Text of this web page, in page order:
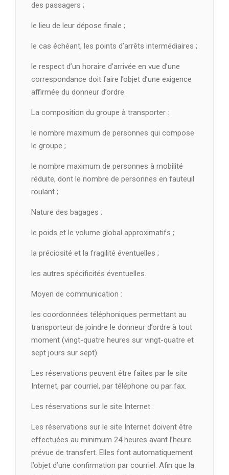
des passagers ;
le lieu de leur dépose finale ;
le cas échéant, les points d’arrêts intermédiaires ;
le respect d’un horaire d’arrivée en vue d’une
correspondance doit faire l’objet d’une exigence
affirmée du donneur d’ordre.
La composition du groupe à transporter :
le nombre maximum de personnes qui compose
le groupe ;
le nombre maximum de personnes à mobilité
réduite, dont le nombre de personnes en fauteuil
roulant ;
Nature des bagages :
le poids et le volume global approximatifs ;
la préciosité et la fragilité éventuelles ;
les autres spécificités éventuelles.
Moyen de communication :
les coordonnées téléphoniques permettant au
transporteur de joindre le donneur d’ordre à tout
moment (vingt-quatre heures sur vingt-quatre et
sept jours sur sept).
Les réservations peuvent être faites par le site
Internet, par courriel, par téléphone ou par fax.
Les réservations sur le site Internet :
Les réservations sur le site Internet doivent être
effectuées au minimum 24 heures avant l’heure
prévue de transfert. Elles font automatiquement
l’objet d’une confirmation par courriel. Afin que la